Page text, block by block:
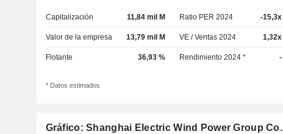
Capitalización 11,84 mil M Ratio PER 2024 -15,3x
Valor de la empresa 13,79 mil M VE / Ventas 2024 1,32x
Flotante 36,93 % Rendimiento 2024 * -
* Datos estimados
Gráfico: Shanghai Electric Wind Power Group